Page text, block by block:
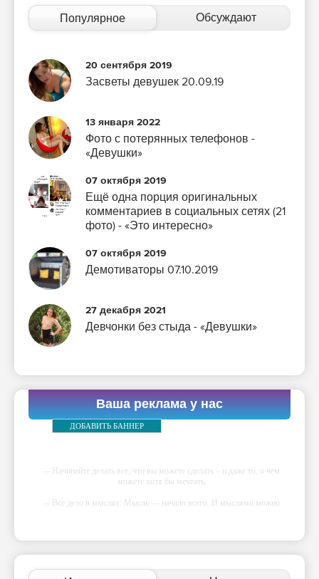
Популярное Обсуждают
20 сентября 2019
Засветы девушек 20.09.19
13 января 2022
Фото с потерянных телефонов -
«Девушки»
07 октября 2019
Ещё одна порция оригинальных
комментариев в социальных сетях (21
фото) - «Это интересно»
07 октября 2019
Демотиваторы 07.10.2019
27 декабря 2021
Девчонки без стыда - «Девушки»
Ваша реклама у нас
ДОБАВИТЬ БАННЕР
-- Начинайте делать все, что вы можете сделать – и даже то, о чем
можете хотя бы мечтать.
-- Все дело в мыслях. Мысль — начало всего. И мыслями можно
которую вы сами себе придумали.